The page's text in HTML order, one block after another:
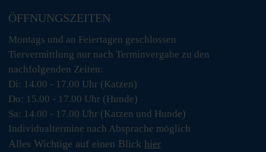
ÖFFNUNGSZEITEN
Montags und an Feiertagen geschlossen
Tiervermittlung nur nach Terminvergabe zu den
nachfolgenden Zeiten:
Di: 14.00 - 17.00 Uhr (Katzen)
Do: 15.00 - 17.00 Uhr (Hunde)
Sa: 14.00 - 17.00 Uhr (Katzen und Hunde)
Individualtermine nach Absprache möglich
Alles Wichtige auf einen Blick hier